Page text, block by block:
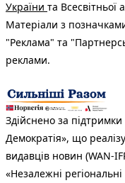
України та Всесвітньої
Матеріали з
"Реклама" та
реклами.
Здійснено за
Демократія», що
видавців новин (WAN-
«Незалежні